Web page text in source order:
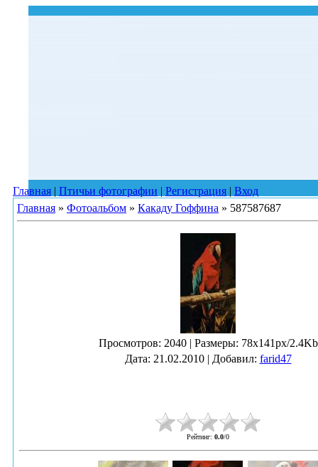
Главная | Птичьи фотографии | Регистрация | Вход
Главная » Фотоальбом » Какаду Гоффина » 587587687
Просмотров: 2040 | Размеры: 78x141px/2.4Kb
Дата: 21.02.2010 | Добавил: farid47
Рейтинг: 0.0/0